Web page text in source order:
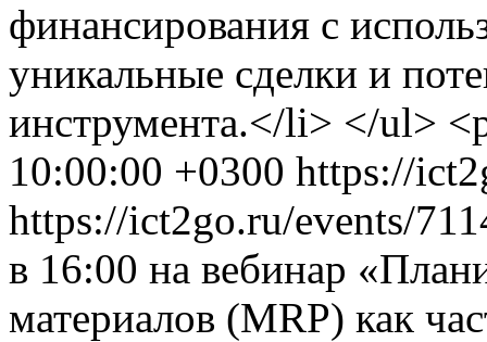
финансирования с
уникальные сделки и
инструмента.</li> </ul>
10:00:00 +0300 https://
https://ict2go.ru/events/
в 16:00 на вебинар
материалов (MRP) как